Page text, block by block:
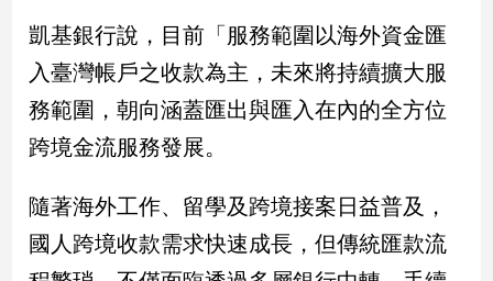
兩
岸/
國
際
社
會/
方
冠
病
凱基銀行說，目前「服務範圍以海外資金匯
入臺灣帳戶之收款為主，未來將持續擴大服
務範圍，朝向涵蓋匯出與匯入在內的全方位
跨境金流服務發展。
隨著海外工作、留學及跨境接案日益普及，
國人跨境收款需求快速成長，但傳統匯款流